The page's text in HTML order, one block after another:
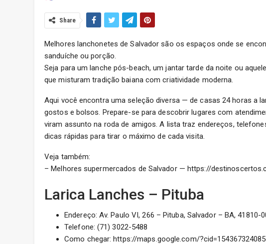
Share
Melhores lanchonetes de Salvador são os espaços onde se
sanduíche ou porção.
Seja para um lanche pós-beach, um jantar tarde da noite ou
que misturam tradição baiana com criatividade moderna.
Aqui você encontra uma seleção diversa — de casas 24 horas a
gostos e bolsos. Prepare-se para descobrir lugares com
viram assunto na roda de amigos. A lista traz endereços,
dicas rápidas para tirar o máximo de cada visita.
Veja também:
– Melhores supermercados de Salvador — https://
Larica Lanches – Pituba
Endereço: Av. Paulo VI, 266 – Pituba, Salvador – BA, 41810-
Telefone: (71) 3022-5488
Como chegar: https://maps.google.com/